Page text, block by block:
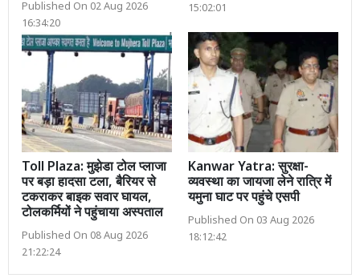
Published On 02 Aug 2026
16:34:20
15:02:01
Toll Plaza: मुझेडा टोल प्लाजा
पर बड़ा हादसा टला, बैरियर से
टकराकर बाइक सवार घायल,
टोलकर्मियों ने पहुंचाया अस्पताल
Published On 08 Aug 2026
21:22:24
Kanwar Yatra: सुरक्षा-
व्यवस्था का जायजा लेने रात्रि में
यमुना घाट पर पहुंचे एसपी
Published On 03 Aug 2026
18:12:42